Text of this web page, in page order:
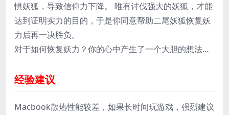
惧妖狐，导致信仰力下降。 唯有讨伐强大的妖狐，才能
达到证明实力的目的，于是你同意帮助二尾妖狐恢复妖
力后再一决胜负。
对于如何恢复妖力？你的心中产生了一个大胆的想法…
经验建议
Macbook散热性能较差，如果长时间玩游戏，强烈建议